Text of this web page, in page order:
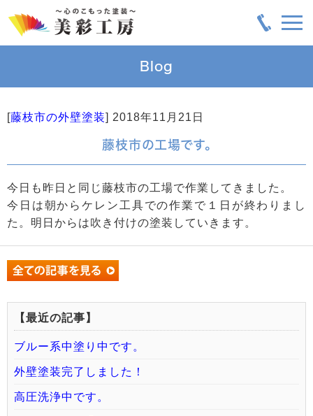
Blog
[藤枝市の外壁塗装] 2018年11月21日
藤枝市の工場です。
今日も昨日と同じ藤枝市の工場で作業してきました。
今日は朝からケレン工具での作業で１日が終わりまし
た。明日からは吹き付けの塗装していきます。
【最近の記事】
ブルー系中塗り中です。
外壁塗装完了しました！
高圧洗浄中です。